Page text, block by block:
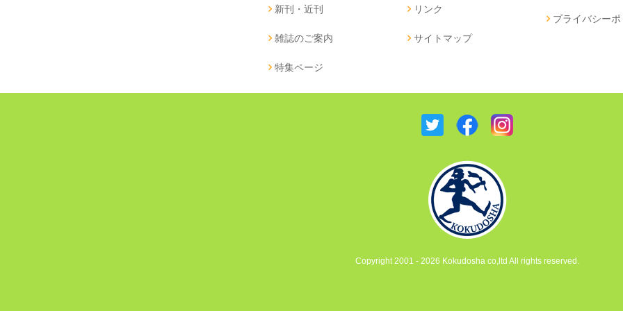
新刊・近刊
雑誌のご案内
特集ページ
リンク
サイトマップ
プライバシー
Copyright 2001 - 2026 Kokudosha co,ltd All rights reserved.